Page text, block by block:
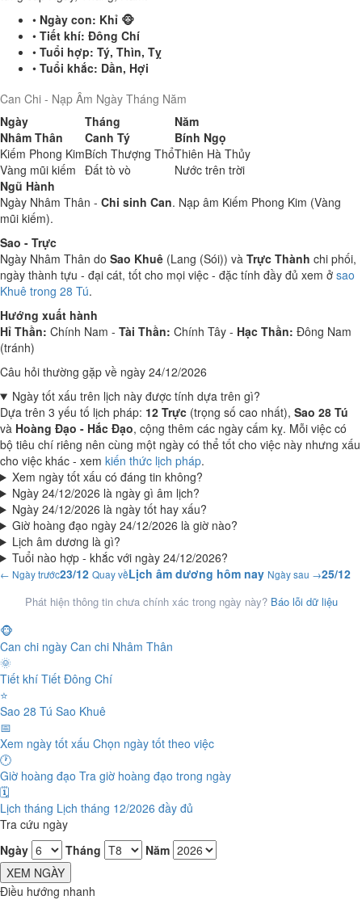
• Ngày con: Khỉ 🐵
• Tiết khí: Đông Chí
• Tuổi hợp: Tý, Thìn, Tỵ
• Tuổi khắc: Dần, Hợi
Can Chi - Nạp Âm Ngày Tháng Năm
Ngày
Tháng
Năm
Nhâm Thân
Canh Tý
Bính Ngọ
Kiếm Phong KimBích Thượng ThổThiên Hà Thủy
Vàng mũi kiếm Đất tò vò
Nước trên trời
Ngũ Hành
Ngày Nhâm Thân - Chi sinh Can. Nạp âm Kiếm Phong Kim (Vàng
mũi kiếm).
Sao - Trực
Ngày Nhâm Thân do Sao Khuê (Lang (Sói)) và Trực Thành chi phối,
ngày thành tựu - đại cát, tốt cho mọi việc - đặc tính đầy đủ xem ở sao
Khuê trong 28 Tú.
Hướng xuất hành
Hỉ Thần: Chính Nam - Tài Thần: Chính Tây - Hạc Thần: Đông Nam
(tránh)
Câu hỏi thường gặp về ngày 24/12/2026
Ngày tốt xấu trên lịch này được tính dựa trên gì?
Dựa trên 3 yếu tố lịch pháp: 12 Trực (trọng số cao nhất), Sao 28 Tú
và Hoàng Đạo - Hắc Đạo, cộng thêm các ngày cấm kỵ. Mỗi việc có
bộ tiêu chí riêng nên cùng một ngày có thể tốt cho việc này nhưng xấu
cho việc khác - xem kiến thức lịch pháp.
Xem ngày tốt xấu có đáng tin không?
Ngày 24/12/2026 là ngày gì âm lịch?
Ngày 24/12/2026 là ngày tốt hay xấu?
Giờ hoàng đạo ngày 24/12/2026 là giờ nào?
Lịch âm dương là gì?
Tuổi nào hợp - khắc với ngày 24/12/2026?
← Ngày trước23/12 Quay vềLịch âm dương hôm nay Ngày sau →25/12
Phát hiện thông tin chưa chính xác trong ngày này? Báo lỗi dữ liệu
🐵
Can chi ngày Can chi Nhâm Thân
🌞
Tiết khí Tiết Đông Chí
⭐
Sao 28 Tú Sao Khuê
📅
Xem ngày tốt xấu Chọn ngày tốt theo việc
🕐
Giờ hoàng đạo Tra giờ hoàng đạo trong ngày
🗓️
Lịch tháng Lịch tháng 12/2026 đầy đủ
Tra cứu ngày
Ngày
Tháng
Năm
XEM NGÀY
Điều hướng nhanh